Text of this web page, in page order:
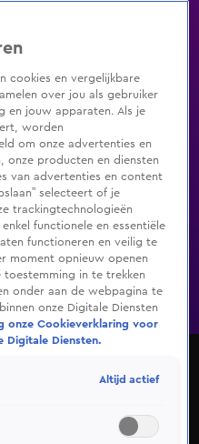
Zenders Genres
De Bondgenoten
€300.000,- van
cookies en vergelijkbare
over jou als gebruiker
en jouw apparaten. Als je
worden
om onze advertenties en
onze producten en diensten
van advertenties en content
selecteert of je
trackingtechnologieën
functionele en essentiële
functioneren en veilig te
moment opnieuw openen
in te trekken
onder aan de webpagina te
onze Digitale Diensten
onze Cookieverklaring voor
Digitale Diensten.
Altijd actief